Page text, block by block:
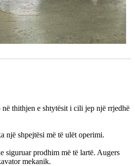
thithjen e shtytësit i cili jep një rrjedhë
një shpejtësi më të ulët operimi.
siguruar prodhim më të lartë. Augers
mekanik.